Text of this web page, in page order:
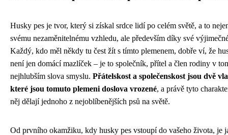
Husky pes je tvor, který si získal srdce lidí po celém světě, a to
svému nezaměnitelnému vzhledu, ale především díky své
Každý, kdo měl někdy tu čest žít s tímto plemenem, dobře ví, že
není jen domácí mazlíček – je to společník, přítel a člen rodiny v
nejhlubším slova smyslu. Přátelskost a společenskost jsou dvě
které jsou tomuto plemeni doslova vrozené, a právě tyto
něj dělají jednoho z nejoblíbenějších psů na světě.
Od prvního okamžiku, kdy husky pes vstoupí do vašeho života, je